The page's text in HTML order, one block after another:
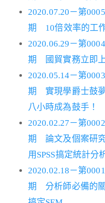
2020.07.20－第
期 10倍效率的工
2020.06.29－第
期 國貿實務立即上
2020.05.14－第
期 實現學爵士鼓
八小時成為鼓手！
2020.02.27－第
期 論文及個案研
用SPSS搞定統計分
2020.02.18－第
期 分析師必備的